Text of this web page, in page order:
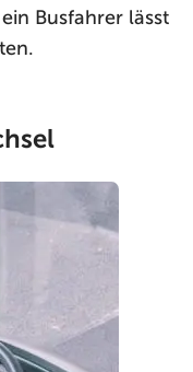
Busfahrer lässt